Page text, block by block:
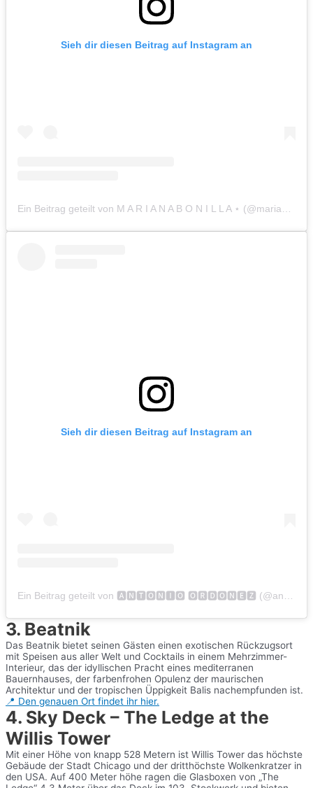
Sieh dir diesen Beitrag auf Instagram an
Sieh dir diesen Beitrag auf Instagram an
3. Beatnik
Das Beatnik bietet seinen Gästen einen exotischen Rückzugsort
mit Speisen aus aller Welt und Cocktails in einem Mehrzimmer-
Interieur, das der idyllischen Pracht eines mediterranen
Bauernhauses, der farbenfrohen Opulenz der maurischen
Architektur und der tropischen Üppigkeit Balis nachempfunden ist.
📍 Den genauen Ort findet ihr hier.
4. Sky Deck – The Ledge at the
Willis Tower
Mit einer Höhe von knapp 528 Metern ist Willis Tower das höchste
Gebäude der Stadt Chicago und der dritthöchste Wolkenkratzer in
den USA. Auf 400 Meter höhe ragen die Glasboxen von „The